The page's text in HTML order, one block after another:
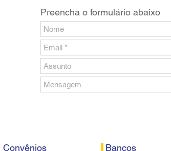
Preencha o formulário abaixo
Convênios Bancos